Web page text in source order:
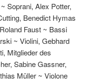
Soprani, Alex Potter,
Benedict Hymas
Faust ~ Bassi
~ Violini, Gebhard
Mitglieder des
Sabine Gassner,
Müller ~ Violone